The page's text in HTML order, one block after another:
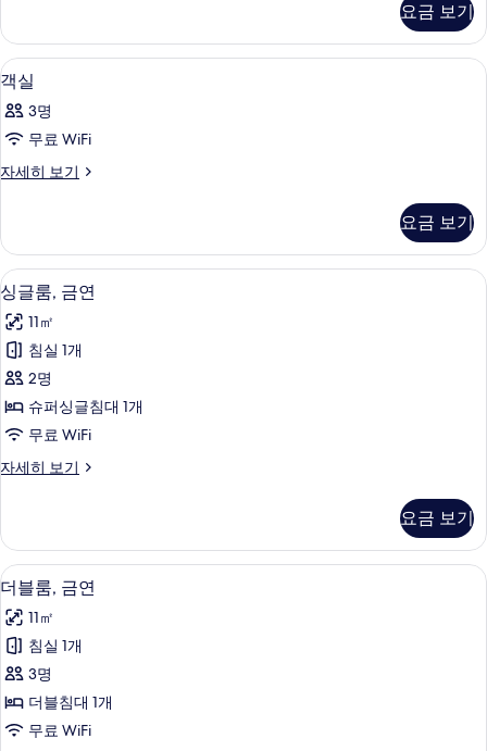
보
기
히
보
기
요금 보기
객
실
사
모
보
기
고급 침구, 오리/거위털 이불, 책상, 암
2
객실
3명
무료 WiFi
자세히 보기
객
히
보
기
요금 보기
싱
글
룸,
금
연
사
모
보
기
고급 침구, 오리/거위털 이불, 책상, 암
18
싱글룸, 금연
11㎡
침실 1개
2명
슈퍼싱글침대 1개
무료 WiFi
자세히 보기
싱
연
자
세
히
보
기
요금 보기
더
블
룸,
금
연
사
고급 침구, 오리/거위털 이불, 책상, 암
18
더블룸, 금연
11㎡
침실 1개
3명
더블침대 1개
무료 WiFi